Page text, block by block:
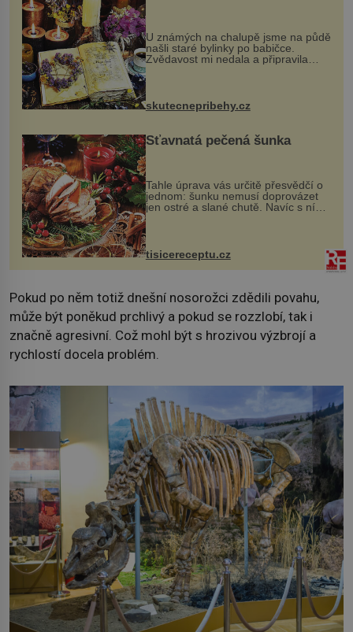
U známých na chalupě jsme na půdě
našli staré bylinky po babičce.
Zvědavost mi nedala a připravila
jsem si z nich lektvar… Zimní pobyt
na chalupě se pro mě vlastní vinou
změnil v děsivý zážitek, na kt...
skutecnepribehy.cz
Šťavnatá pečená šunka
Tahle úprava vás určitě přesvědčí o
jednom: šunku nemusí doprovázet
jen ostré a slané chutě. Navíc s ní
nakrmíte poměrně hodně hladových
krků. Ingredience sádlo 3 kg šunky
vcelku 3 stroužky česneku hl...
tisicereceptu.cz
Pokud po něm totiž dnešní nosorožci zdědili povahu,
může být poněkud prchlivý a pokud se rozzlobí, tak i
značně agresivní. Což mohl být s hrozivou výzbrojí a
rychlostí docela problém.